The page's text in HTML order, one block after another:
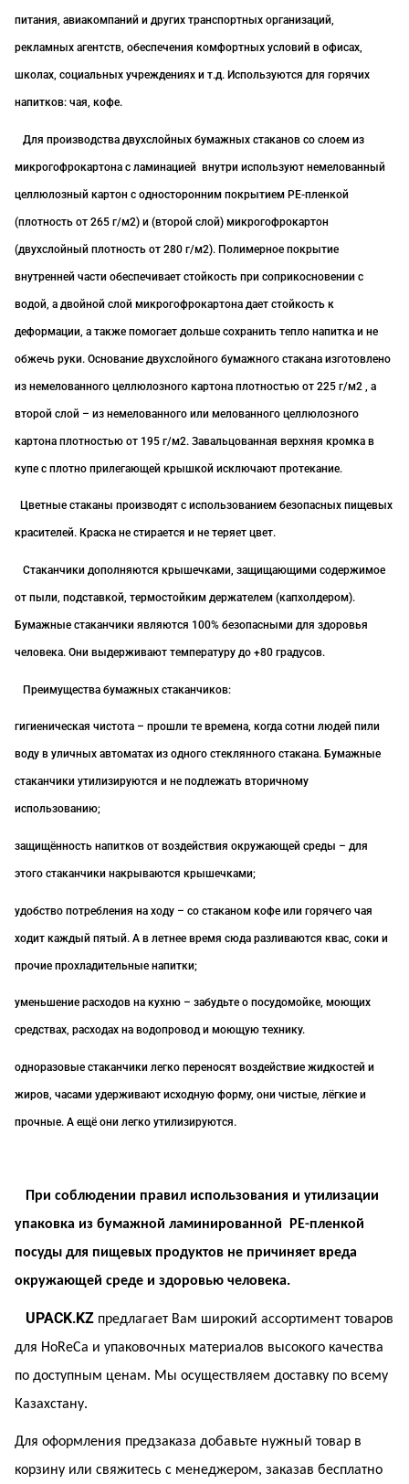
питания, авиакомпаний и других транспортных организаций,
рекламных агентств, обеспечения комфортных условий в офисах,
школах, социальных учреждениях и т.д. Используются для горячих
напитков: чая, кофе.
Для производства двухслойных бумажных стаканов со слоем из
микрогофрокартона с ламинацией внутри используют немелованный
целлюлозный картон с односторонним покрытием PE-пленкой
(плотность от 265 г/м2) и (второй слой) микрогофрокартон
(двухслойный плотность от 280 г/м2). Полимерное покрытие
внутренней части обеспечивает стойкость при соприкосновении с
водой, а двойной слой микрогофрокартона дает стойкость к
деформации, а также помогает дольше сохранить тепло напитка и не
обжечь руки. Основание двухслойного бумажного стакана изготовлено
из немелованного целлюлозного картона плотностью от 225 г/м2 , а
второй слой – из немелованного или мелованного целлюлозного
картона плотностью от 195 г/м2. Завальцованная верхняя кромка в
купе с плотно прилегающей крышкой исключают протекание.
Цветные стаканы производят с использованием безопасных пищевых
красителей. Краска не стирается и не теряет цвет.
Стаканчики дополняются крышечками, защищающими содержимое
от пыли, подставкой, термостойким держателем (капхолдером).
Бумажные стаканчики являются 100% безопасными для здоровья
человека. Они выдерживают температуру до +80 градусов.
Преимущества бумажных стаканчиков:
гигиеническая чистота – прошли те времена, когда сотни людей пили
воду в уличных автоматах из одного стеклянного стакана. Бумажные
стаканчики утилизируются и не подлежать вторичному
использованию;
защищённость напитков от воздействия окружающей среды – для
этого стаканчики накрываются крышечками;
удобство потребления на ходу – со стаканом кофе или горячего чая
ходит каждый пятый. А в летнее время сюда разливаются квас, соки и
прочие прохладительные напитки;
уменьшение расходов на кухню – забудьте о посудомойке, моющих
средствах, расходах на водопровод и моющую технику.
одноразовые стаканчики легко переносят воздействие жидкостей и
жиров, часами удерживают исходную форму, они чистые, лёгкие и
прочные. А ещё они легко утилизируются.
При соблюдении правил использования и утилизации
упаковка из бумажной ламинированной
РЕ-пленкой
посуды для пищевых продуктов не причиняет вреда
окружающей среде и здоровью человека.
UPACK.KZ предлагает Вам широкий ассортимент товаров
для HoReCa и упаковочных материалов высокого качества
по доступным ценам. Мы осуществляем доставку по всему
Казахстану.
Для оформления предзаказа добавьте нужный товар в
корзину или свяжитесь с менеджером, заказав бесплатно